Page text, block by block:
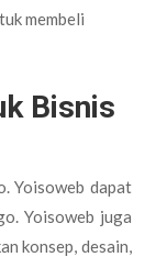
membeli
Bisnis
Yoisoweb dapat
Yoisoweb juga
konsep, desain,